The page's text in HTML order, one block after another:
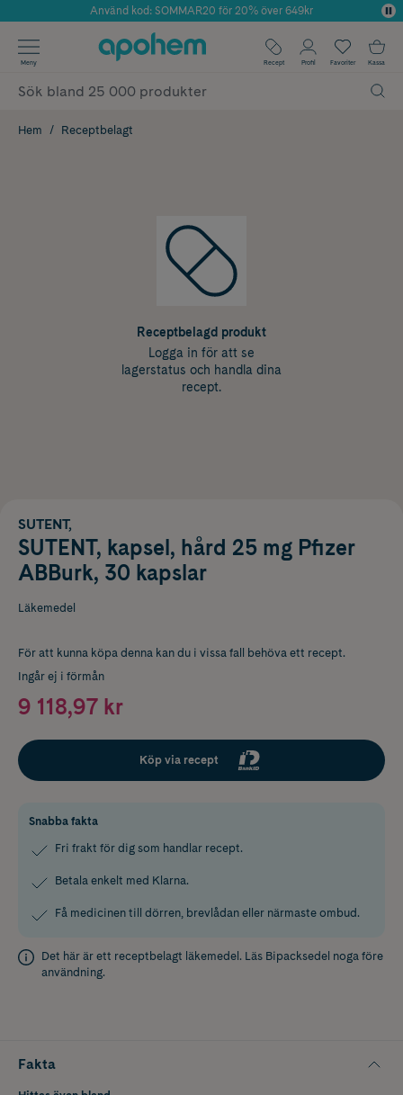
Årets Butik 2025 inom Skönhet
Använd kod: SOMMAR20 för 20% över 649kr
✓ Fri frakt
✓ Poäng på alla köp*
Meny Recept Profil Favoriter Kassa
Hem Receptbelagt
Receptbelagd produkt
Logga in för att se
lagerstatus och handla dina
recept.
SUTENT,
SUTENT, kapsel, hård 25 mg Pfizer
ABBurk, 30 kapslar
Läkemedel
För att kunna köpa denna kan du i vissa fall behöva ett recept.
Ingår ej i förmån
9 118,97 kr
Köp via recept
Snabba fakta
Fri frakt för dig som handlar recept.
Betala enkelt med Klarna.
Få medicinen till dörren, brevlådan eller närmaste ombud.
Det här är ett receptbelagt läkemedel. Läs Bipacksedel noga före
användning.
Fakta